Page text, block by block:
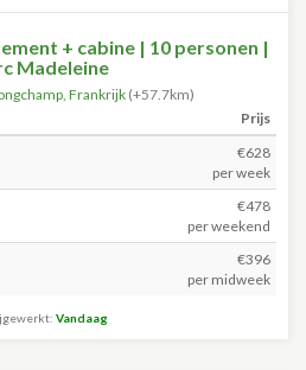
+ cabine | 10 personen |
Madeleine
, Frankrijk (+57.7km)
Prijs
€628
per week
€478
per weekend
€396
per midweek
Vandaag